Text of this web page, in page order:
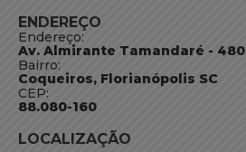
ENDEREÇO
Endereço:
Av. Almirante Tamandaré - 480
Bairro:
Coqueiros, Florianópolis SC
CEP:
88.080-160
LOCALIZAÇÃO